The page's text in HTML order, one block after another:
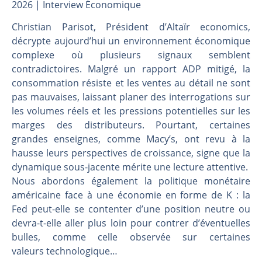
Pourquoi le monde entier vacille en même temps cette semaine ? | par Louis-Antoine Michelet
WTI : Explosion mais réserves au plus bas | Denis Desclos – Market Movers
2026 | Interview Économique
Christian Parisot, Président d’Altaïr economics,
décrypte aujourd’hui un environnement économique
complexe où plusieurs signaux semblent
contradictoires. Malgré un rapport ADP mitigé, la
consommation résiste et les ventes au détail ne sont
pas mauvaises, laissant planer des interrogations sur
les volumes réels et les pressions potentielles sur les
marges des distributeurs. Pourtant, certaines
grandes enseignes, comme Macy’s, ont revu à la
hausse leurs perspectives de croissance, signe que la
dynamique sous-jacente mérite une lecture attentive.
Nous abordons également la politique monétaire
américaine face à une économie en forme de K : la
Fed peut-elle se contenter d’une position neutre ou
devra-t-elle aller plus loin pour contrer d’éventuelles
bulles, comme celle observée sur certaines
valeurs technologique…